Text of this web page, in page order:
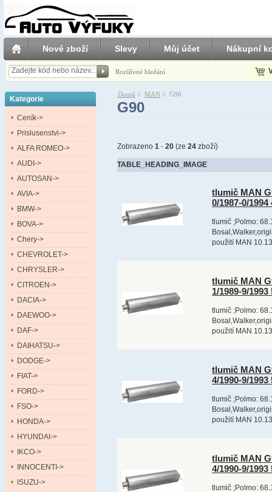
Nové zboží Slevy Můj účet Nákupní
Rozšířené hledání
Kategorie
Ceník->
Prislusenstvi->
ALFA ROMEO->
AUDI->
AUTOSAN->
AVIA->
BMW->
BOVA->
Chery->
CHEVROLET->
CHRYSLER->
CITROEN->
DACIA->
DAEWOO->
DAF->
DAIHATSU->
DODGE->
FIAT->
FORD->
FSO->
HONDA->
HYUNDAI->
IKCO->
INNOCENTI->
ISUZU->
Domů // MAN // G90
G90
Zobrazeno1 -20 (ze24 zboží)
TABLE_HEADING_IMAGE
tlumič MAN
0/1987-0/
tlumič ;Polmo:
použití MAN
tlumič MAN
1/1989-9/
tlumič ;Polmo:
použití MAN
tlumič MAN
4/1990-9/
tlumič ;Polmo:
použití MAN
tlumič MAN
4/1990-9/
tlumič ;Polmo: